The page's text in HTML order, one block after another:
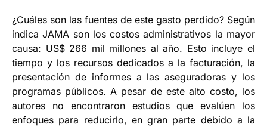
¿Cuáles son las fuentes de este gasto perdido? Según
indica JAMA son los costos administrativos la mayor
causa: US$ 266 mil millones al año. Esto incluye el
tiempo y los recursos dedicados a la facturación, la
presentación de informes a las aseguradoras y los
programas públicos. A pesar de este alto costo, los
autores no encontraron estudios que evalúen los
enfoques para reducirlo, en gran parte debido a la